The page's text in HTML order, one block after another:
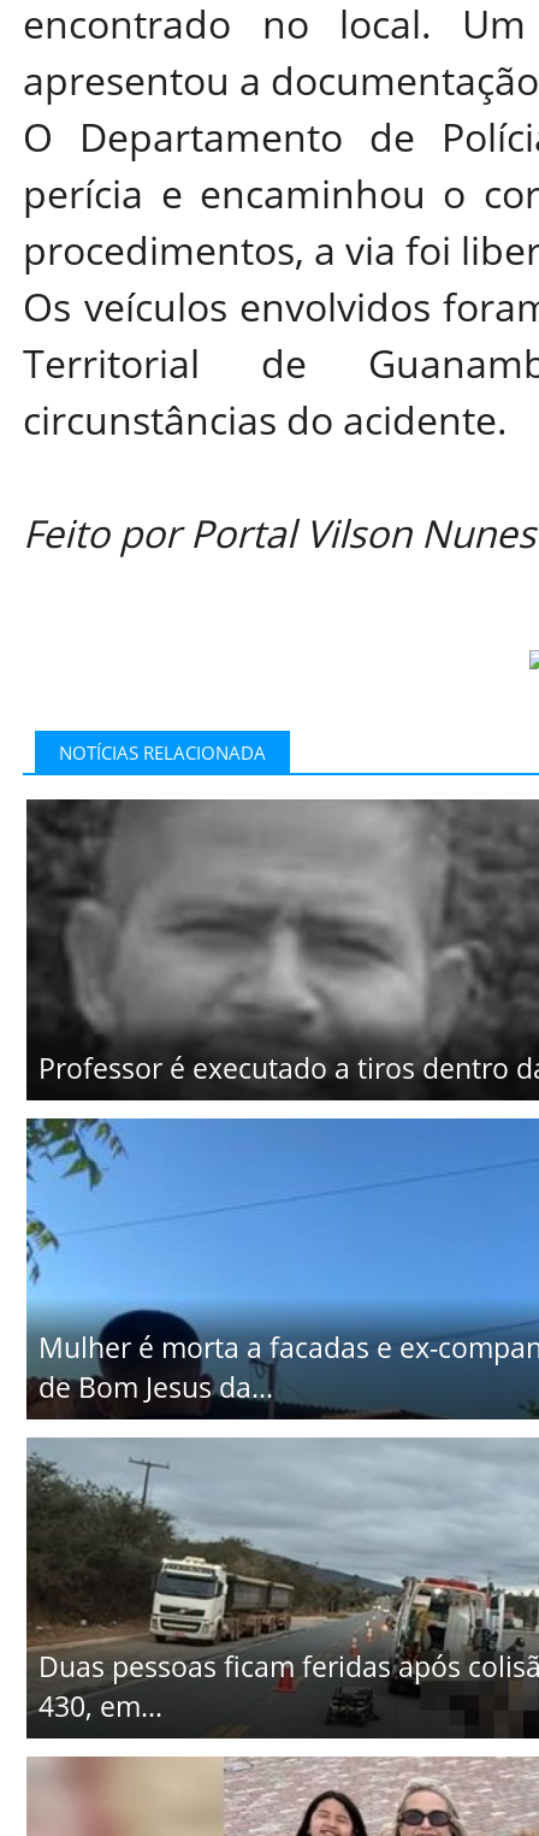
encontrado no local.
apresentou a
O Departamento de
perícia e encaminhou o
procedimentos, a via foi
Os veículos envolvidos
Territorial de
circunstâncias do acidente.
Feito por Portal Vilson Nunes
NOTÍCIAS RELACIONADA
Professor é executado a tiros dentro
Mulher é morta a facadas e ex-
de Bom Jesus da...
Duas pessoas ficam feridas após
430, em...